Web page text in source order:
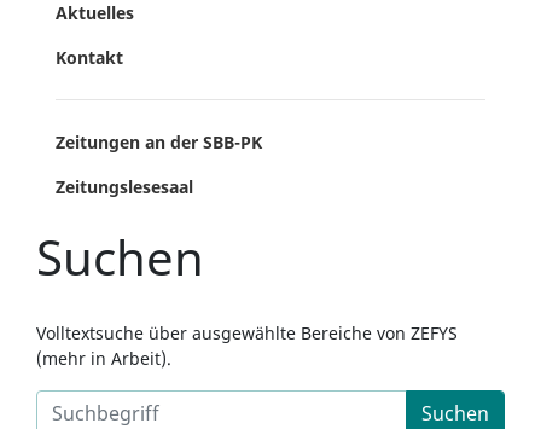
Aktuelles
Kontakt
Zeitungen an der SBB-PK
Zeitungslesesaal
Suchen
Volltextsuche über ausgewählte Bereiche von ZEFYS
(mehr in Arbeit).
Suchen